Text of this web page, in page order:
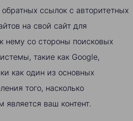
ссылок с авторитетных
на свой сайт для
нему со стороны поисковых
такие как Google,
как один из основных
того, насколько
ваш контент.